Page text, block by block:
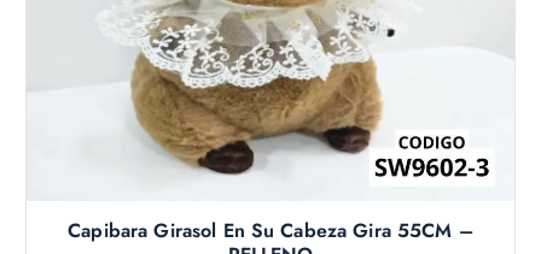
Capibara Girasol En Su Cabeza Gira 55CM –